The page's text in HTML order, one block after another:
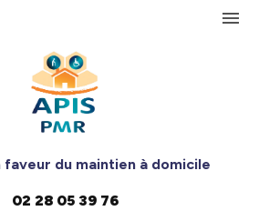
menu
faveur du maintien à domicile
02 28 05 39 76